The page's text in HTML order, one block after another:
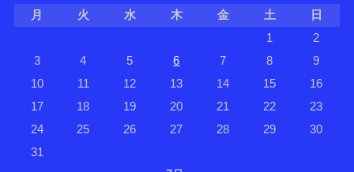
月
火 水 木 金 土
日
1
2
3
4 5 6 7 8
9
10
11 12 13 14 15
16
17
18 19 20 21 22
23
24
25 26 27 28 29
30
31